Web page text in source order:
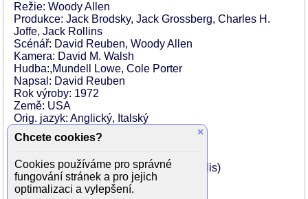
Režie: Woody Allen
Produkce: Jack Brodsky, Jack Grossberg, Charles H.
Joffe, Jack Rollins
Scénář: David Reuben, Woody Allen
Kamera: David M. Walsh
Hudba:,Mundell Lowe, Cole Porter
Napsal: David Reuben
Rok výroby: 1972
Země: USA
Orig. jazyk: Anglický, Italský
Délka: 87 min
Woody Allen (Blázen/Victor Shakapopulis)
John Carradine (Dr. Bernardo)
Lou Jacobi (Sam)
×
Chcete cookies?
Cookies používáme pro správné
fungování stránek a pro jejich
optimalizaci a vylepšení.